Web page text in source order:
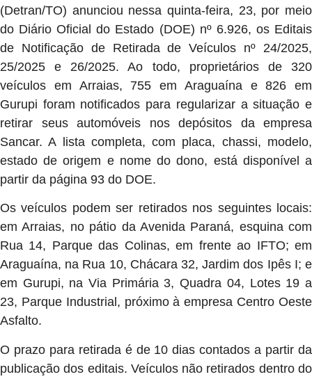
(Detran/TO) anunciou nessa quinta-feira, 23, por meio
do Diário Oficial do Estado (DOE) nº 6.926, os Editais
de Notificação de Retirada de Veículos nº 24/2025,
25/2025 e 26/2025. Ao todo, proprietários de 320
veículos em Arraias, 755 em Araguaína e 826 em
Gurupi foram notificados para regularizar a situação e
retirar seus automóveis nos depósitos da empresa
Sancar. A lista completa, com placa, chassi, modelo,
estado de origem e nome do dono, está disponível a
partir da página 93 do DOE.
Os veículos podem ser retirados nos seguintes locais:
em Arraias, no pátio da Avenida Paraná, esquina com
Rua 14, Parque das Colinas, em frente ao IFTO; em
Araguaína, na Rua 10, Chácara 32, Jardim dos Ipês I; e
em Gurupi, na Via Primária 3, Quadra 04, Lotes 19 a
23, Parque Industrial, próximo à empresa Centro Oeste
Asfalto.
O prazo para retirada é de 10 dias contados a partir da
publicação dos editais. Veículos não retirados dentro do